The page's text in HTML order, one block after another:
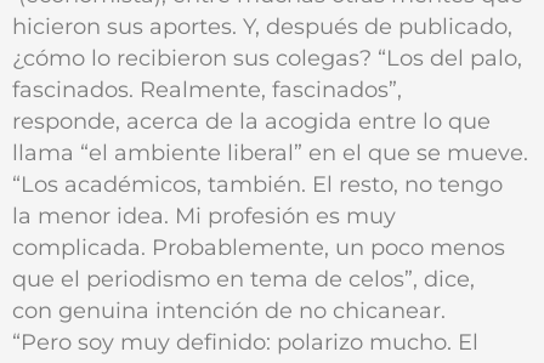
hicieron sus aportes. Y, después de publicado,
¿cómo lo recibieron sus colegas? “Los del palo,
fascinados. Realmente, fascinados”,
responde, acerca de la acogida entre lo que
llama “el ambiente liberal” en el que se mueve.
“Los académicos, también. El resto, no tengo
la menor idea. Mi profesión es muy
complicada. Probablemente, un poco menos
que el periodismo en tema de celos”, dice,
con genuina intención de no chicanear.
“Pero soy muy definido: polarizo mucho. El